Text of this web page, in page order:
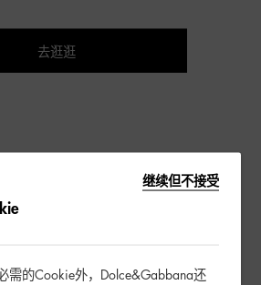
去逛逛
继续但不接受
需的Cookie外，Dolce&Gabbana还